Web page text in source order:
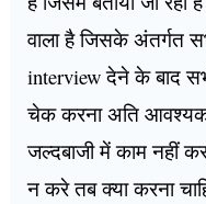
वाला है जिसके अंतर्गत
interview देने के बाद
चेक करना अति
जल्दबाजी में काम नहीं
न करे तब क्या करना